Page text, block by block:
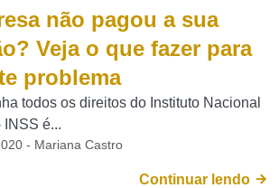
não pagou a sua
Veja o que fazer para
problema
todos os direitos do Instituto Nacional
é...
- Mariana Castro
Continuar lendo